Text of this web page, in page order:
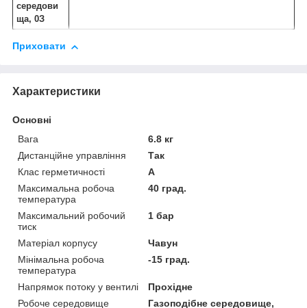
середови
ща, 0З
Приховати
Характеристики
Основні
Вага
6.8 кг
Дистанційне управління
Так
Клас герметичності
А
Максимальна робоча
температура
40 град.
Максимальний робочий
тиск
1 бар
Матеріал корпусу
Чавун
Мінімальна робоча
температура
-15 град.
Напрямок потоку у вентилі
Прохідне
Робоче середовище
Газоподібне середовище,